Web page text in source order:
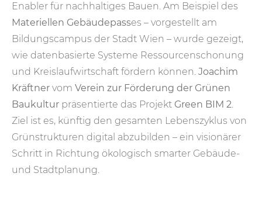
Enabler für nachhaltiges Bauen. Am Beispiel des
Materiellen Gebäudepasses – vorgestellt am
Bildungscampus der Stadt Wien – wurde gezeigt,
wie datenbasierte Systeme Ressourcenschonung
und Kreislaufwirtschaft fördern können. Joachim
Kräftner vom Verein zur Förderung der Grünen
Baukultur präsentierte das Projekt Green BIM 2.
Ziel ist es, künftig den gesamten Lebenszyklus von
Grünstrukturen digital abzubilden – ein visionärer
Schritt in Richtung ökologisch smarter Gebäude-
und Stadtplanung.